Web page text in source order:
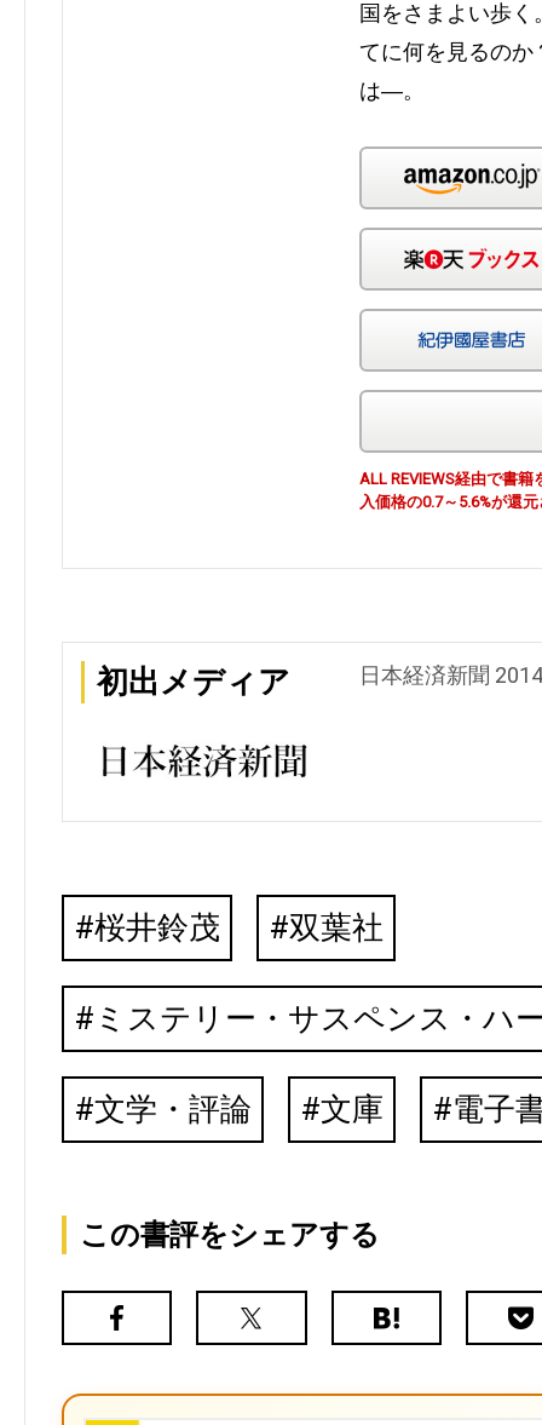
国をさまよい歩
てに何を見るの
は―。
ALL REVIEWS経由で書
入価格の0.7～5.6%が還
初出メディア 日本経済新聞
桜井鈴茂 双葉社
ミステリー・サスペンス・ハ
文学・評論 文庫 電子
この書評をシェアする
Facebook
X（旧
は